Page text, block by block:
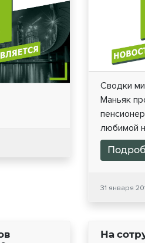
Сводки
Маньяк
любимой
31 января
На